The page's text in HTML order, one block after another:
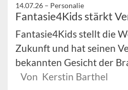
14.07.26 – Personalie
Fantasie4Kids stärkt
Fantasie4Kids stellt die
Zukunft und hat seinen
bekannten Gesicht der
Von Kerstin Barthel